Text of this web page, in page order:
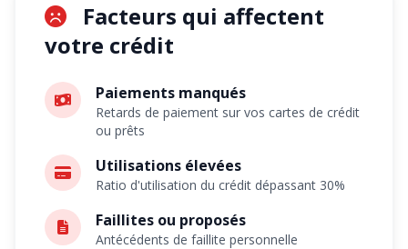
Facteurs qui affectent
votre crédit
Paiements manqués
Retards de paiement sur vos cartes de crédit
ou prêts
Utilisations élevées
Ratio d'utilisation du crédit dépassant 30%
Faillites ou proposés
Antécédents de faillite personnelle